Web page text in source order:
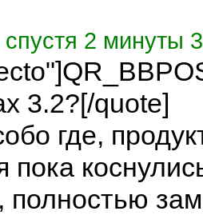
2 минуты
3.2?[/quote]
где,
пока